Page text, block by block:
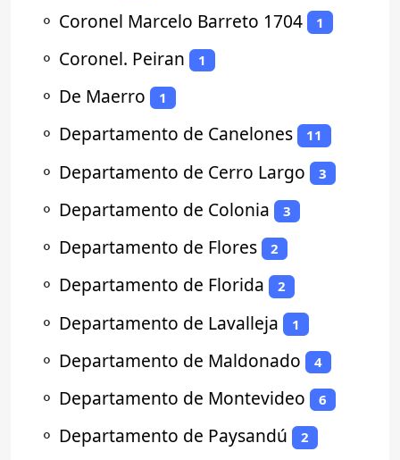
⚬ Coronel Marcelo Barreto 1704 1
⚬ Coronel. Peiran 1
⚬ De Maerro 1
⚬ Departamento de Canelones 11
⚬ Departamento de Cerro Largo 3
⚬ Departamento de Colonia 3
⚬ Departamento de Flores 2
⚬ Departamento de Florida 2
⚬ Departamento de Lavalleja 1
⚬ Departamento de Maldonado 4
⚬ Departamento de Montevideo 6
⚬ Departamento de Paysandú 2